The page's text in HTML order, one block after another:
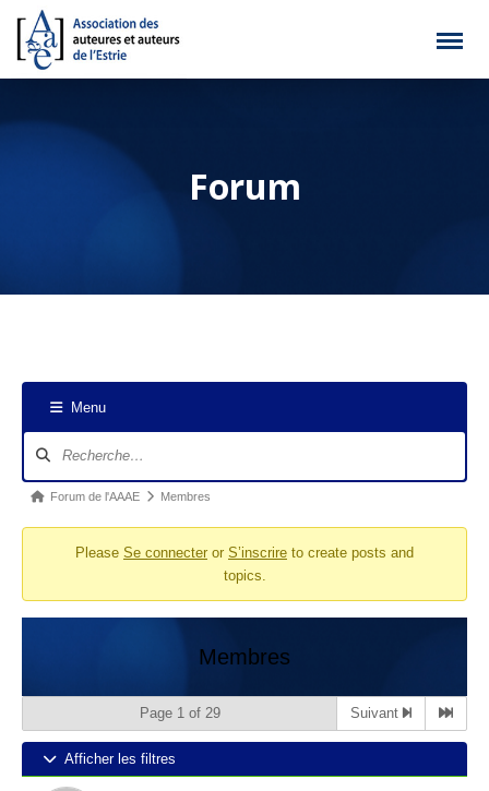
Forum
Menu
forum
Fil Forum de l'AAAE Membres
Please Se connecter or S’inscrire to create posts and
topics.
Membres
Page 1 of 29 Suivant
Afficher les filtres